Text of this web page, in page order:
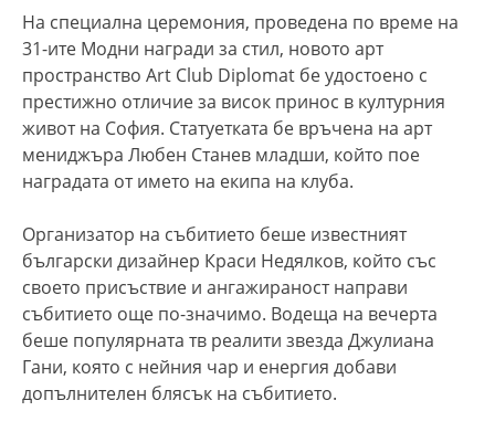
На специална церемония, проведена по време на
31-ите Модни награди за стил, новото арт
пространство Art Club Diplomat бе удостоено с
престижно отличие за висок принос в културния
живот на София. Статуетката бе връчена на арт
мениджъра Любен Станев младши, който пое
наградата от името на екипа на клуба.
Организатор на събитието беше известният
български дизайнер Краси Недялков, който със
своето присъствие и ангажираност направи
събитието още по-значимо. Водеща на вечерта
беше популярната тв реалити звезда Джулиана
Гани, която с нейния чар и енергия добави
допълнителен блясък на събитието.